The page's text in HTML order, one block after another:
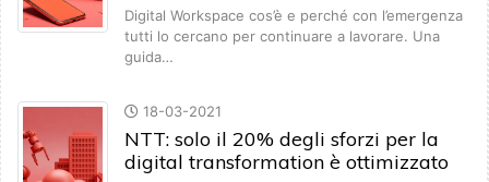
Digital Workspace cos’è e perché con l’emergenza
tutti lo cercano per continuare a lavorare. Una
guida…
18-03-2021
NTT: solo il 20% degli sforzi per la
digital transformation è ottimizzato